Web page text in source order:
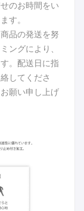
のお時間をい
す。
品の発送を努
ングにより、
。配送日に指
してくださ
願い申し上げ